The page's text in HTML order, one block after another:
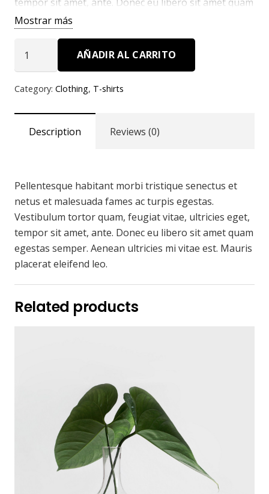
egestas semper. Aenean ultricies mi vitae est. Mauris
Mostrar más
Silhouette
shirt
AÑADIR AL CARRITO
Category: Clothing, T-shirts
Description Reviews (0)
Pellentesque habitant morbi tristique senectus et
netus et malesuada fames ac turpis egestas.
Vestibulum tortor quam, feugiat vitae, ultricies eget,
tempor sit amet, ante. Donec eu libero sit amet quam
egestas semper. Aenean ultricies mi vitae est. Mauris
placerat eleifend leo.
Related products